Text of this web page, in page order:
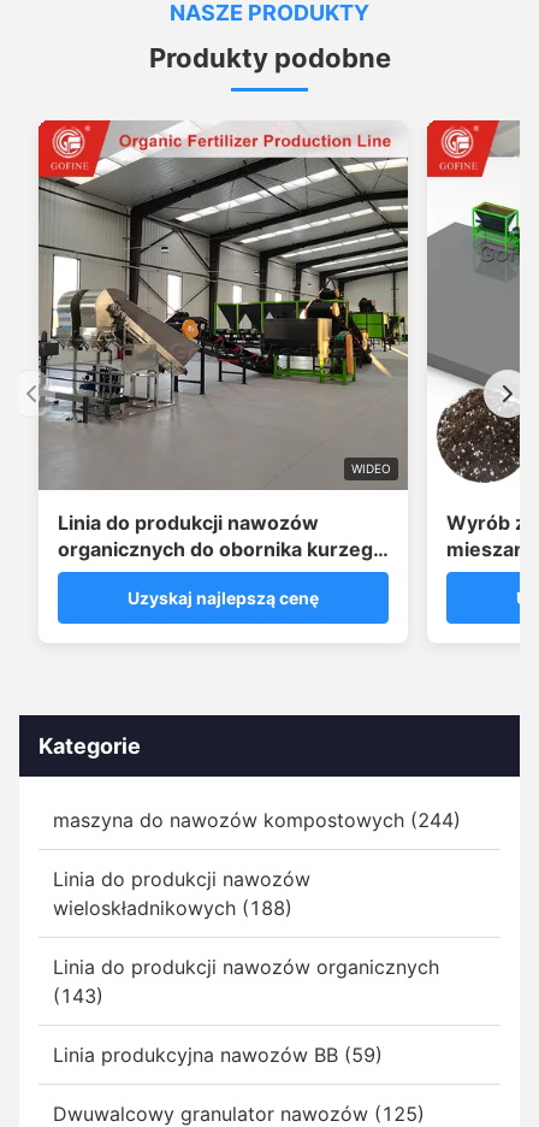
NASZE PRODUKTY
Produkty podobne
WIDEO
Linia do produkcji nawozów
organicznych do obornika kurzego
o wydajności 5 T/H
Uzyskaj najlepszą cenę
Wyrób z
Kategorie
maszyna do nawozów kompostowych (244)
Linia do produkcji nawozów
wieloskładnikowych (188)
Linia do produkcji nawozów organicznych
(143)
Linia produkcyjna nawozów BB (59)
Dwuwalcowy granulator nawozów (125)